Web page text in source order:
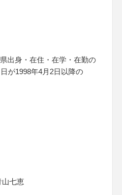
出身・在住・在学・在勤の
が1998年4月2日以降の
山七恵